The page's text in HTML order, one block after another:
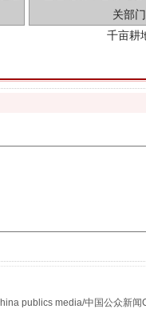
publics media/中国公众新